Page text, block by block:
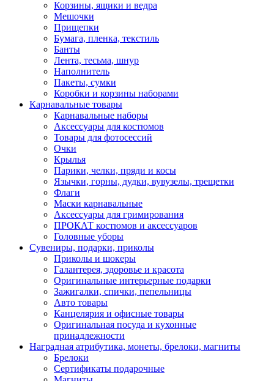
Корзины, ящики и ведра
Мешочки
Прищепки
Бумага, пленка, текстиль
Банты
Лента, тесьма, шнур
Наполнитель
Пакеты, сумки
Коробки и корзины наборами
Карнавальные товары
Карнавальные наборы
Аксессуары для костюмов
Товары для фотосессий
Очки
Крылья
Парики, челки, пряди и косы
Язычки, горны, дудки, вувузелы, трещетки
Флаги
Маски карнавальные
Аксессуары для гримирования
ПРОКАТ костюмов и аксессуаров
Головные уборы
Сувениры, подарки, приколы
Приколы и шокеры
Галантерея, здоровье и красота
Оригинальные интерьерные подарки
Зажигалки, спички, пепельницы
Авто товары
Канцелярия и офисные товары
Оригинальная посуда и кухонные
принадлежности
Наградная атрибутика, монеты, брелоки, магниты
Брелоки
Сертификаты подарочные